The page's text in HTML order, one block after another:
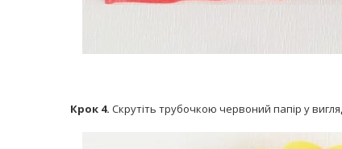
Крок 4. Скрутіть трубочкою червоний папір у